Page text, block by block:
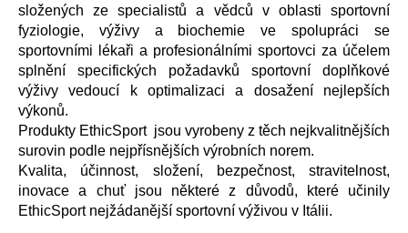
složených ze specialistů a vědců v oblasti sportovní
fyziologie, výživy a biochemie ve spolupráci se
sportovními lékaři a profesionálními sportovci za účelem
splnění specifických požadavků sportovní doplňkové
výživy vedoucí k optimalizaci a dosažení nejlepších
výkonů.
Produkty EthicSport jsou vyrobeny z těch nejkvalitnějších
surovin podle nejpřísnějších výrobních norem.
Kvalita, účinnost, složení, bezpečnost, stravitelnost,
inovace a chuť jsou některé z důvodů, které učinily
EthicSport nejžádanější sportovní výživou v Itálii.
e
b
u
j
e
t
e
n
a